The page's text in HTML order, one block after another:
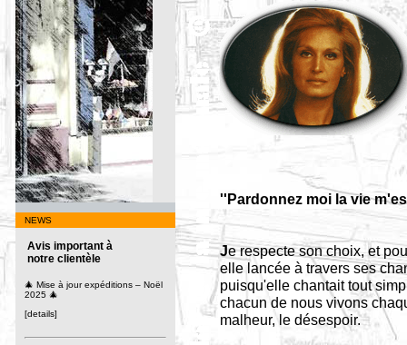
NEWS
Avis important à
notre clientèle
🎄 Mise à jour expéditions – Noël
2025 🎄
[details]
''Pardonnez moi la vie
Je respecte son choix, et
elle lancée à travers ses
puisqu'elle chantait tout
chacun de nous vivons
malheur, le désespoir.